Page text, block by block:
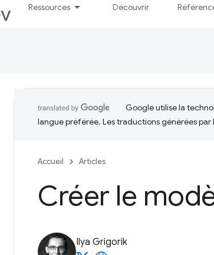
Ressources Découvrir
Google utilise la
langue préférée. Les traductions générées
Accueil Articles
Créer le
Ilya Grigorik